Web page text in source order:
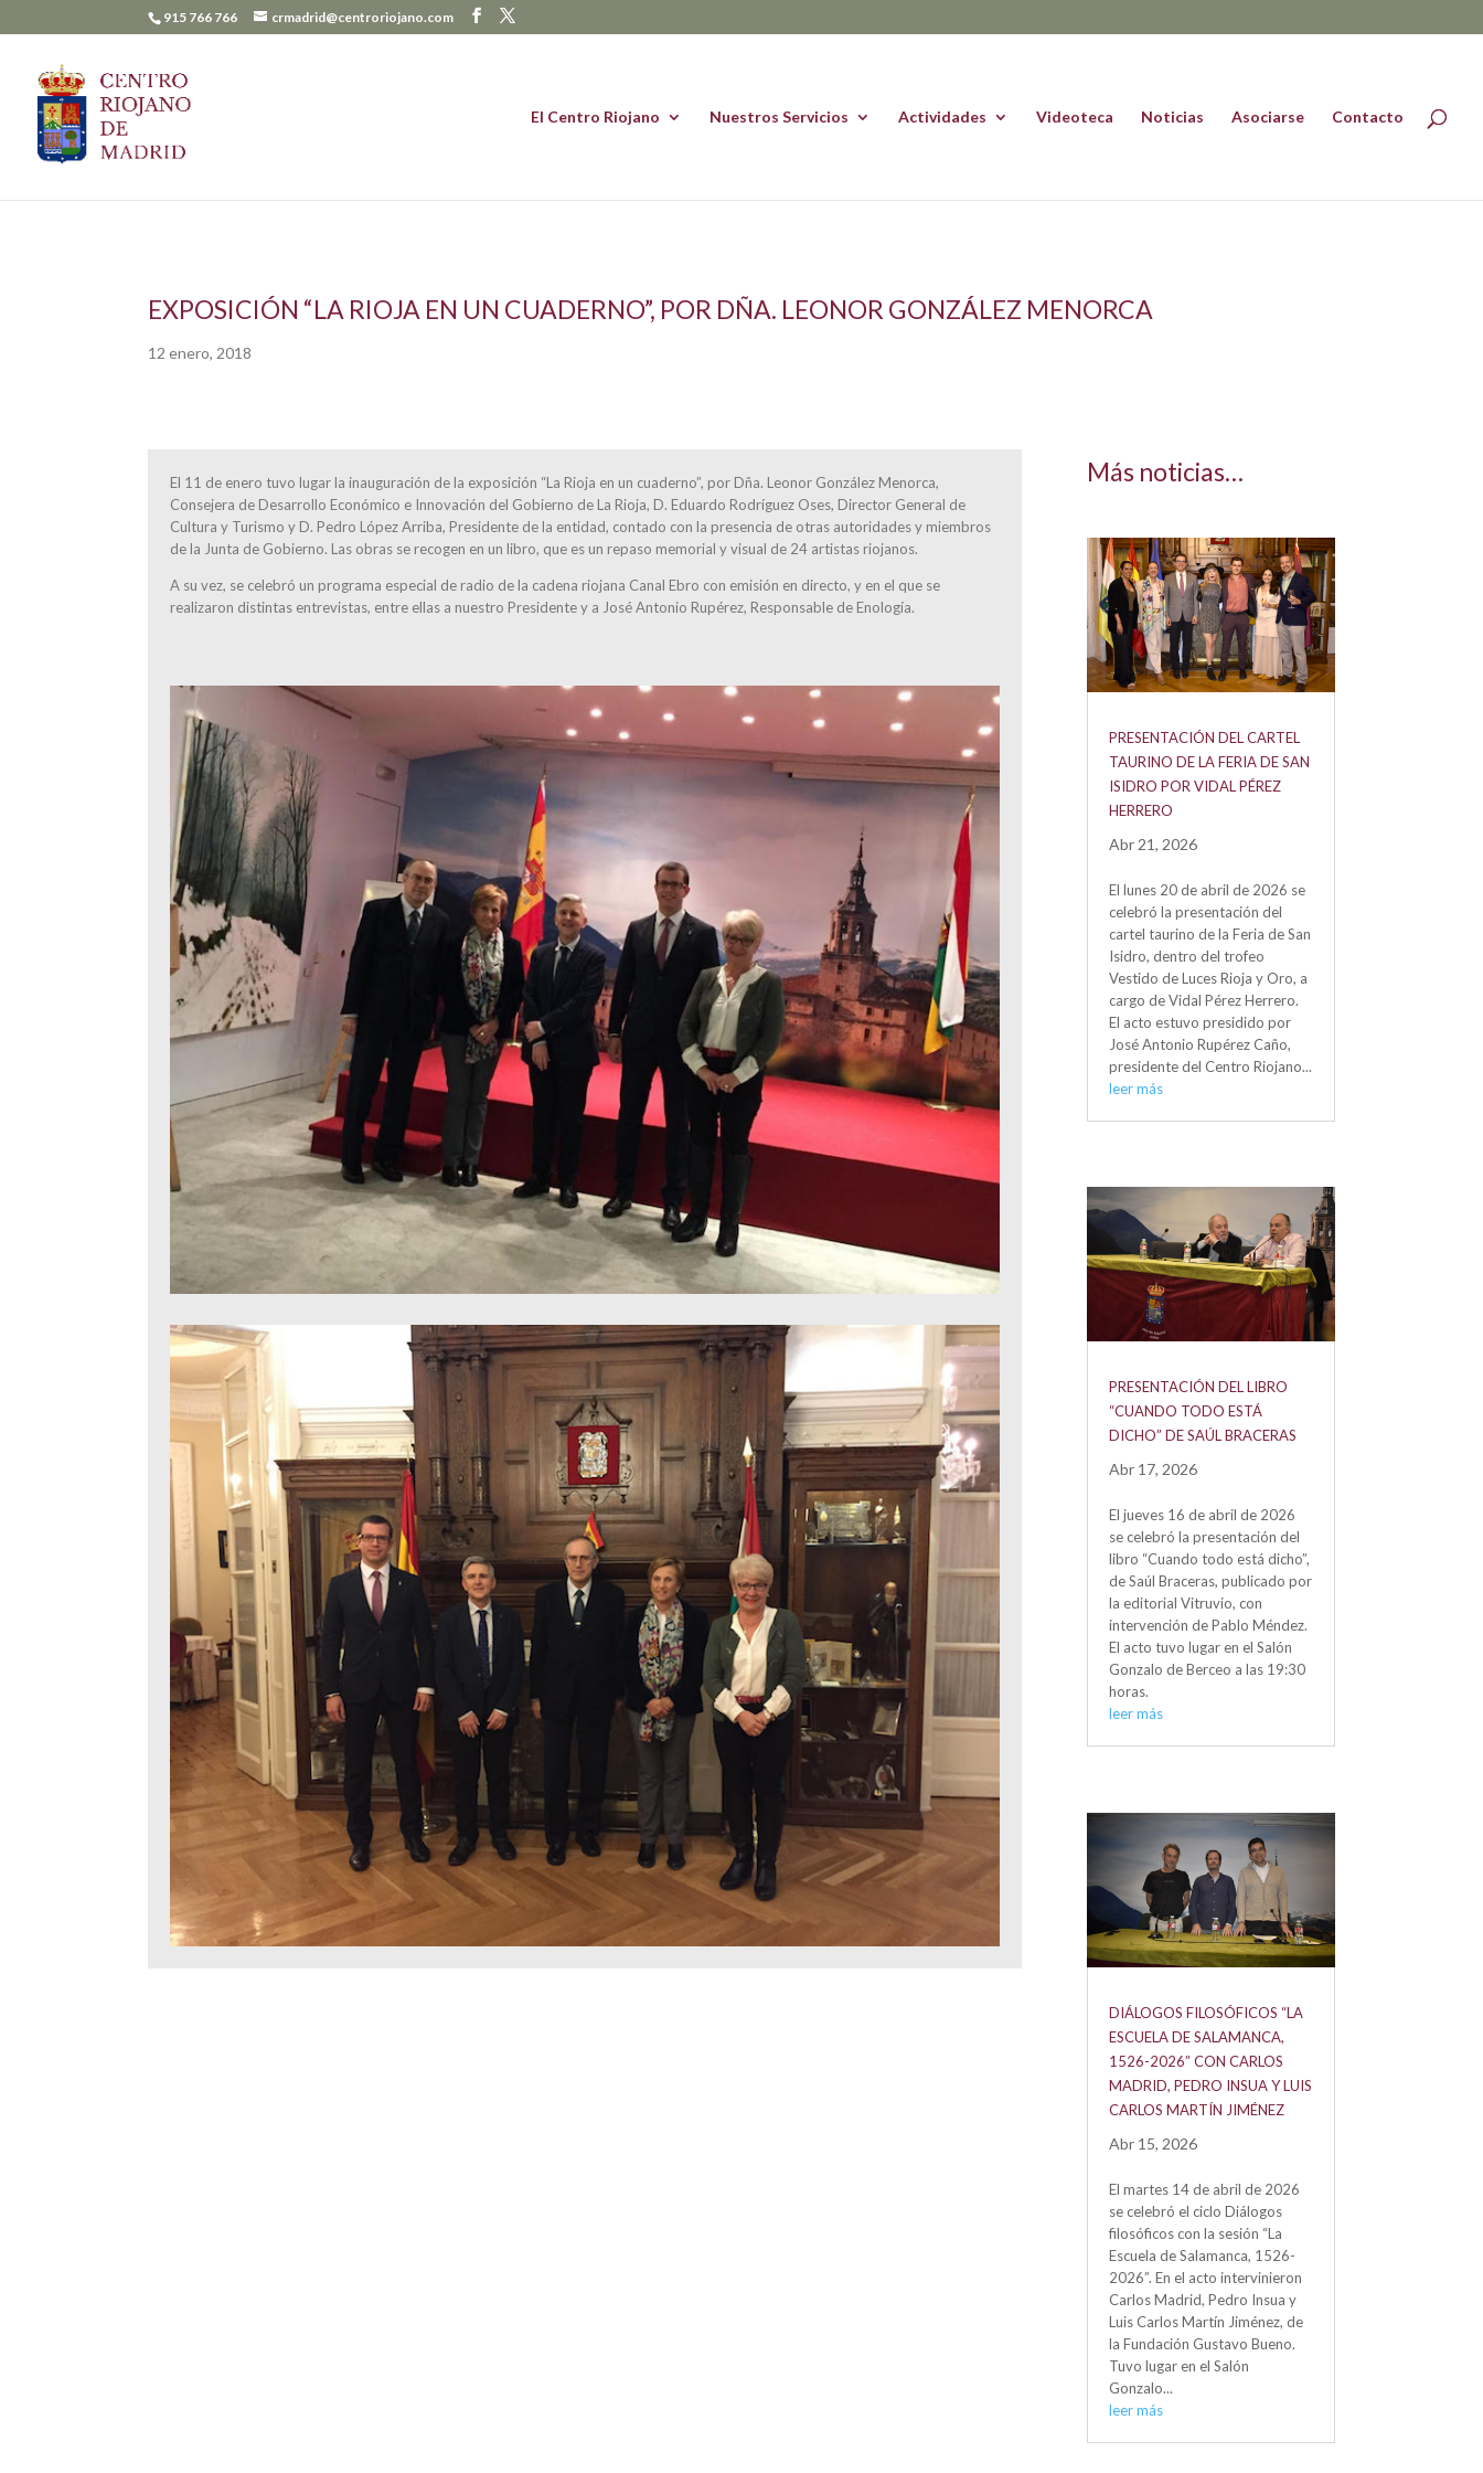
915 766 766 crmadrid@centroriojano.com
El Centro Riojano Nuestros Servicios Actividades Videoteca Noticias Asociarse Contacto
EXPOSICIÓN “LA RIOJA EN UN CUADERNO”, POR DÑA. LEONOR GONZÁLEZ MENORCA
12 enero, 2018
El 11 de enero tuvo lugar la inauguración de la exposición “La Rioja en un cuaderno”, por Dña. Leonor González Menorca,
Consejera de Desarrollo Económico e Innovación del Gobierno de La Rioja, D. Eduardo Rodríguez Oses, Director General de
Cultura y Turismo y D. Pedro López Arriba, Presidente de la entidad, contado con la presencia de otras autoridades y miembros
de la Junta de Gobierno. Las obras se recogen en un libro, que es un repaso memorial y visual de 24 artistas riojanos.
A su vez, se celebró un programa especial de radio de la cadena riojana Canal Ebro con emisión en directo, y en el que se
realizaron distintas entrevistas, entre ellas a nuestro Presidente y a José Antonio Rupérez, Responsable de Enología.
Más noticias…
PRESENTACIÓN DEL CARTEL
TAURINO DE LA FERIA DE SAN
ISIDRO POR VIDAL PÉREZ
HERRERO
Abr 21, 2026
El lunes 20 de abril de 2026 se
celebró la presentación del
cartel taurino de la Feria de San
Isidro, dentro del trofeo
Vestido de Luces Rioja y Oro, a
cargo de Vidal Pérez Herrero.
El acto estuvo presidido por
José Antonio Rupérez Caño,
presidente del Centro Riojano...
leer más
PRESENTACIÓN DEL LIBRO
“CUANDO TODO ESTÁ
DICHO” DE SAÚL BRACERAS
Abr 17, 2026
El jueves 16 de abril de 2026
se celebró la presentación del
libro “Cuando todo está dicho”,
de Saúl Braceras, publicado por
la editorial Vitruvio, con
intervención de Pablo Méndez.
El acto tuvo lugar en el Salón
Gonzalo de Berceo a las 19:30
horas.
leer más
DIÁLOGOS FILOSÓFICOS “LA
ESCUELA DE SALAMANCA,
1526-2026” CON CARLOS
MADRID, PEDRO INSUA Y LUIS
CARLOS MARTÍN JIMÉNEZ
Abr 15, 2026
El martes 14 de abril de 2026
se celebró el ciclo Diálogos
filosóficos con la sesión “La
Escuela de Salamanca, 1526-
2026”. En el acto intervinieron
Carlos Madrid, Pedro Insua y
Luis Carlos Martín Jiménez, de
la Fundación Gustavo Bueno.
Tuvo lugar en el Salón
Gonzalo...
leer más